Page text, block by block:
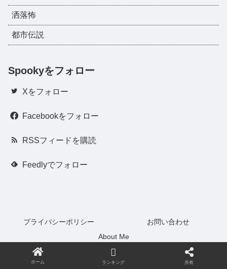
洒落怖
都市伝説
Spookyをフォロー
Xをフォロー
Facebookをフォロー
RSSフィードを購読
Feedlyでフォロー
プライバシーポリシー
お問い合わせ
About Me
© 2022 オカルト情報局スプリブ.
ホーム ランキング 共有